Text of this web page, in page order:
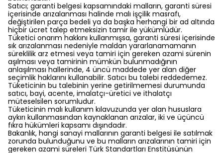
Satıcı; garanti belgesi kapsamındaki malların, garanti süresi
içerisinde arızalanması halinde malı işçilik masrafı,
değiştirilen parça bedeli ya da başka herhangi bir ad altında
hiçbir ücret talep etmeksizin tamir ile yükümlüdür.
Tüketici onarım hakkını kullanmışsa, garanti süresi içerisinde
sık arızalanması nedeniyle maldan yararlanamamanın
süreklilik arz etmesi veya tamiri için gereken azami sürenin
aşılması veya tamirinin mümkün bulunmadığının
anlaşılması hallerinde, 4 üncü maddede yer alan diğer
seçimlik haklarını kullanabilir. Satıcı bu talebi reddedemez.
Tüketicinin bu talebinin yerine getirilmemesi durumunda
satıcı, bayi, acente, imalatçı-üretici ve ithalatçı
müteselsilen sorumludur.
Tüketicinin malı kullanım kılavuzunda yer alan hususlara
aykırı kullanmasından kaynaklanan arızalar, iki ve üçüncü
fıkra hükümleri kapsamı dışındadır.
Bakanlık, hangi sanayi mallarının garanti belgesi ile satılmak
zorunda bulunduğunu ve bu malların arızalarının tamiri için
gereken azami süreleri Türk Standartları Enstitüsünün